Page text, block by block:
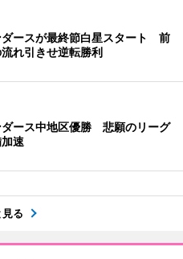
ダースが最終節白星スタート 前
れ引きせ逆転勝利
ダース中地区優勝 悲願のリーグ
速
見る